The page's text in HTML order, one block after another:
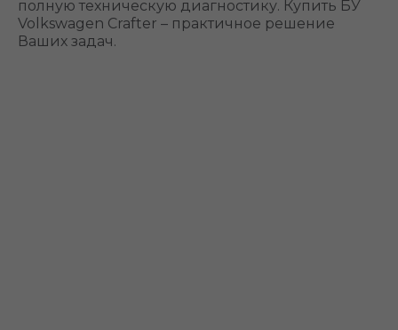
полную техническую диагностику. Купить БУ
Volkswagen Crafter – практичное решение
Ваших задач.